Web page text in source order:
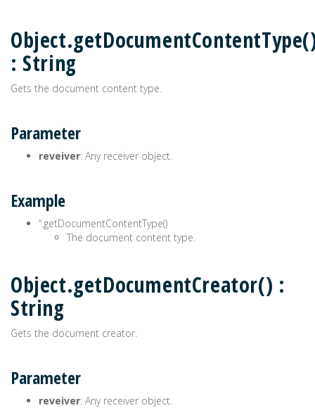
: String
Gets the document content type.
Parameter
reveiver: Any receiver object.
Example
’‘.getDocumentContentType()
The document content type.
Object.getDocumentCreator() :
String
Gets the document creator.
Parameter
reveiver: Any receiver object.